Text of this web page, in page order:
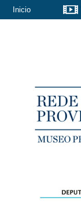
Inicio